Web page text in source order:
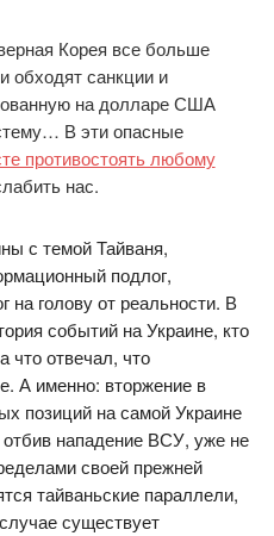
Корея все больше
обходят санкции и
на долларе США
В эти опасные
противостоять любому
нас.
с темой Тайваня,
подлог,
на голову от реальности. В
событий на Украине, кто
что отвечал, что
А именно: вторжение в
позиций на самой Украине
нападение ВСУ, уже не
своей прежней
тайваньские параллели,
существует